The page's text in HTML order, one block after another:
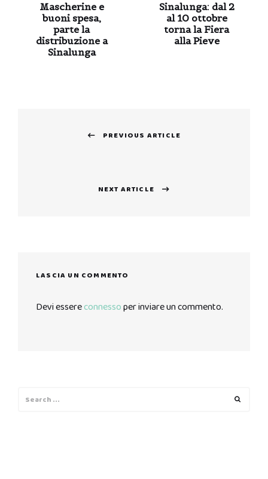
Mascherine e
buoni spesa,
parte la
distribuzione a
Sinalunga
Sinalunga: dal 2
al 10 ottobre
torna la Fiera
alla Pieve
PREVIOUS ARTICLE
NEXT ARTICLE
LASCIA UN COMMENTO
Devi essereconnessoper inviare un commento.
for: